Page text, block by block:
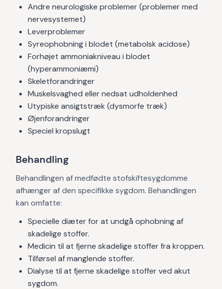
Andre neurologiske problemer (problemer med
nervesystemet)
Leverproblemer
Syreophobning i blodet (metabolsk acidose)
Forhøjet ammoniakniveau i blodet
(hyperammoniæmi)
Skeletforandringer
Muskelsvaghed eller nedsat udholdenhed
Utypiske ansigtstræk (dysmorfe træk)
Øjenforandringer
Speciel kropslugt
Behandling
Behandlingen af medfødte stofskiftesygdomme
afhænger af den specifikke sygdom. Behandlingen
kan omfatte:
Specielle diæter for at undgå ophobning af
skadelige stoffer.
Medicin til at fjerne skadelige stoffer fra kroppen.
Tilførsel af manglende stoffer.
Dialyse til at fjerne skadelige stoffer ved akut
sygdom.